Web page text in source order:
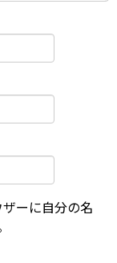
ーに自分の名